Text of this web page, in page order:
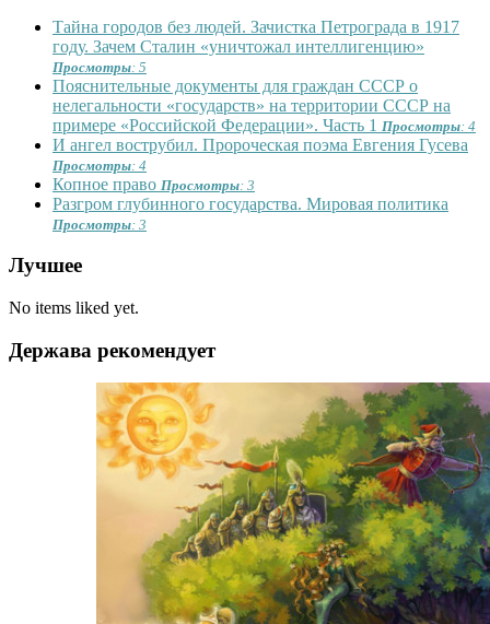
Тайна городов без людей. Зачистка Петрограда в 1917
году. Зачем Сталин «уничтожал интеллигенцию»
Просмотры: 5
Пояснительные документы для граждан СССР о
нелегальности «государств» на территории СССР на
примере «Российской Федерации». Часть 1 Просмотры: 4
И ангел вострубил. Пророческая поэма Евгения Гусева
Просмотры: 4
Копное право Просмотры: 3
Разгром глубинного государства. Мировая политика
Просмотры: 3
Лучшее
No items liked yet.
Держава рекомендует